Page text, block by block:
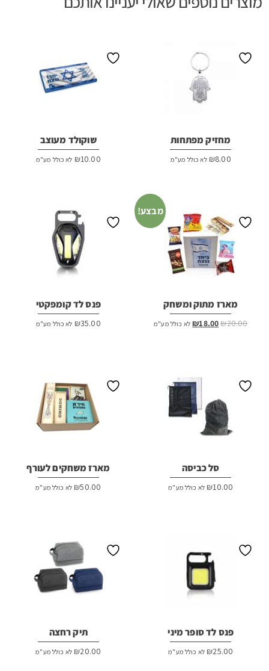
מחזיק מפתחות
₪8.00 לא כולל מע"מ
שוקולד מעוצב
₪10.00 לא כולל מע"מ
מבצע!
מארז מתוק ומשחק
₪20.00
המחיר₪18.00 המחיר
לא כולל מע"מ
פנס לד קומפקטי
₪35.00 לא כולל מע"מ
סל כביסה
₪10.00 לא כולל מע"מ
מארז משחקים לעורף
₪50.00 לא כולל מע"מ
פנס לד סופר מיני
₪25.00 לא כולל מע"מ
תיק רחצה
₪20.00 לא כולל מע"מ